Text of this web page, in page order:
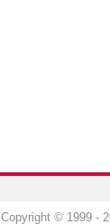
Copyright © 1999 -